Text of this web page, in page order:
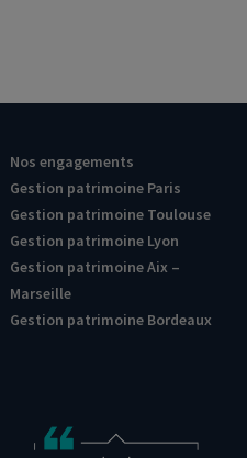
Nos engagements
Gestion patrimoine Paris
Gestion patrimoine Toulouse
Gestion patrimoine Lyon
Gestion patrimoine Aix –
Marseille
Gestion patrimoine Bordeaux